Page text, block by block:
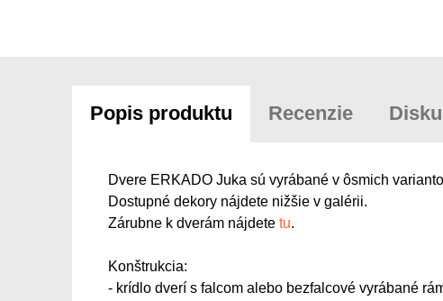
Popis produktu Recenzie
Dvere ERKADO Juka sú vyrábané v ôsmich
Dostupné dekory nájdete nižšie v galérii.
Zárubne k dverám nájdete tu.
Konštrukcia:
- krídlo dverí s falcom alebo bezfalcové vyrábané